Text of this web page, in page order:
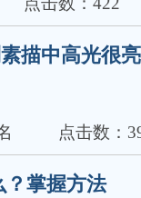
描中高光很
点击数：
？掌握方法